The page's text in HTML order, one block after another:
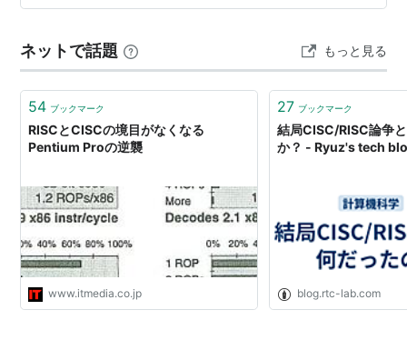
エリ一つひとつを別プロセスで処理するのだそうです。
す上限に達して、処理できなくなるということです。…
ネットで話題 もっと見る
54 ブックマーク
RISCとCISCの境目がなくなる
Pentium Proの逆襲
www.itmedia.co.jp
27 ブックマーク
結局CISC/RISC論争
か？ - Ryuz's tech
blog.rtc-lab.com